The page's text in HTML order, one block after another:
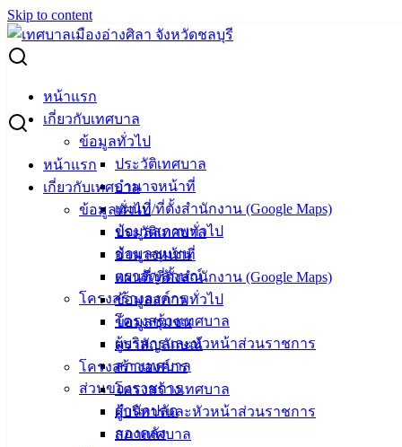
Skip to content
หน้าแรก
เกี่ยวกับเทศบาล
ข้อมูลทั่วไป
ประวัติเทศบาล
อำนาจหน้าที่
แผนที่/ที่ตั้งสำนักงาน (Google Maps)
ข้อมูลสภาพทั่วไป
ข้อมูลชุมชน
ตราสัญลักษณ์
โครงสร้างองค์กร
โครงสร้างเทศบาล
ผู้บริหารและหัวหน้าส่วนราชการ
สภาเทศบาล
ส่วนของราชการ
สำนักปลัด
กองคลัง
หน้าแรก
เกี่ยวกับเทศบาล
ข้อมูลทั่วไป
ประวัติเทศบาล
อำนาจหน้าที่
แผนที่/ที่ตั้งสำนักงาน (Google Maps)
ข้อมูลสภาพทั่วไป
ข้อมูลชุมชน
ตราสัญลักษณ์
โครงสร้างองค์กร
โครงสร้างเทศบาล
ผู้บริหารและหัวหน้าส่วนราชการ
สภาเทศบาล
Search for:
การติดตามและประเมินผล
การติดตามและประเมินผล
รายงานผลการติดตามและประเมินผลแผนพัฒนาท้องถิ่น-ประจำ
ปีงบประมาณ-2563ดาวน์โหลด
รายงานผลการติดตามและประเมินผลแผนพัฒนาท้องถิ่น-ประจำ
ปีงบประมาณ-2564ดาวน์โหลด
ติดตามแผนพัฒนาท้องถิ่น-พ.ศ.2561-2565-ประจำปีงบประมาณ-
ดาวน์โหลด
เทศบาล
เมืองอ่าง